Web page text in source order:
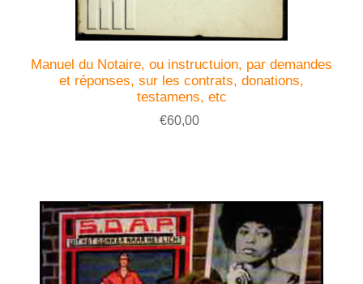
Manuel du Notaire, ou instructuion, par demandes
et réponses, sur les contrats, donations,
testamens, etc
€60,00